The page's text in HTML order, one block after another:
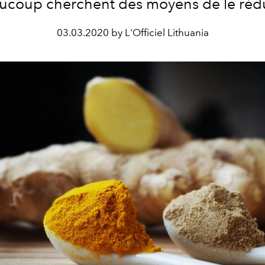
cherchent des moyens de le
03.03.2020 by L'Officiel Lithuania